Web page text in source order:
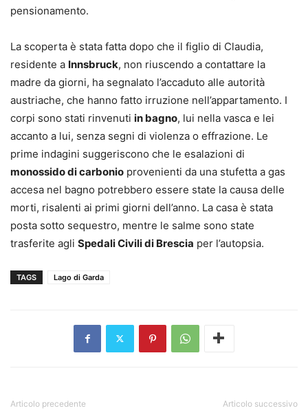
pensionamento.
La scoperta è stata fatta dopo che il figlio di Claudia,
residente a Innsbruck, non riuscendo a contattare la
madre da giorni, ha segnalato l’accaduto alle autorità
austriache, che hanno fatto irruzione nell’appartamento. I
corpi sono stati rinvenuti in bagno, lui nella vasca e lei
accanto a lui, senza segni di violenza o effrazione. Le
prime indagini suggeriscono che le esalazioni di
monossido di carbonio provenienti da una stufetta a gas
accesa nel bagno potrebbero essere state la causa delle
morti, risalenti ai primi giorni dell’anno. La casa è stata
posta sotto sequestro, mentre le salme sono state
trasferite agli Spedali Civili di Brescia per l’autopsia.
TAGS Lago di Garda
Articolo precedente Articolo successivo